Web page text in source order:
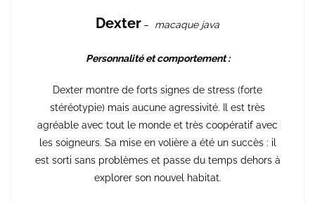
Dexter – macaque java
Personnalité et comportement :
Dexter montre de forts signes de stress (forte
stéréotypie) mais aucune agressivité. Il est très
agréable avec tout le monde et très coopératif avec
les soigneurs. Sa mise en volière a été un succès : il
est sorti sans problèmes et passe du temps dehors à
explorer son nouvel habitat.